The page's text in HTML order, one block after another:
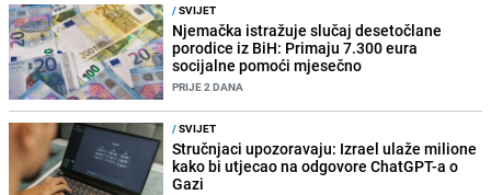
/SVIJET
Njemačka istražuje slučaj desetočlane
porodice iz BiH: Primaju 7.300 eura
socijalne pomoći mjesečno
PRIJE 2 DANA
/SVIJET
Stručnjaci upozoravaju: Izrael ulaže milione
kako bi utjecao na odgovore ChatGPT-a o
Gazi